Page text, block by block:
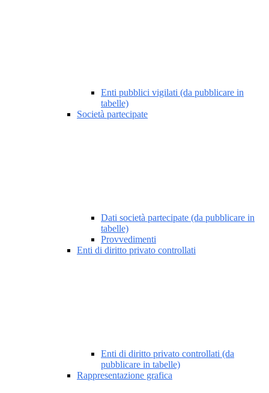
Enti pubblici vigilati (da pubblicare in
tabelle)
Società partecipate
Dati società partecipate (da pubblicare in
tabelle)
Provvedimenti
Enti di diritto privato controllati
Enti di diritto privato controllati (da
pubblicare in tabelle)
Rappresentazione grafica